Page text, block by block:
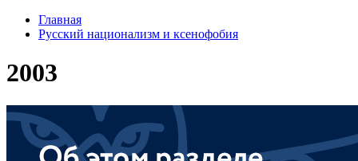
Главная
Русский национализм и ксенофобия
2003